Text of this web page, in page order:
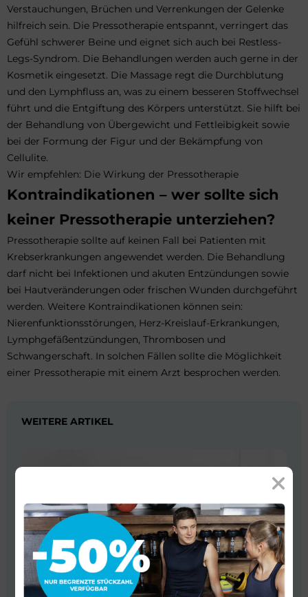
Verstauchungen, Brüchen und Verrenkungen der Gelenke
hilfreich sein. Die Pressotherapie entspannt, verringert das
Gefühl schwerer Beine und eignet sich auch bei Restless-
Legs-Syndrom. Die Behandlungen werden auch gerne in der
Kosmetik eingesetzt. Die Massage regt die Durchblutung
und den Lymphfluss an, was zu einem besseren Stoffwechsel
führt und die Entgiftung des Körpers unterstützt. Sie hilft bei
der Behandlung von Übergewicht und Fettleibigkeit sowie
bei der Formung der Figur und der Bekämpfung von
Cellulite.
Wir empfehlen: Die Wirkung der Pressotherapie
Kontraindikationen – wer sollte sich
keiner Pressotherapie unterziehen?
Pressotherapie sollte auf keinen Fall bei Patienten mit
Krebserkrankungen angewendet werden. Die Behandlung
darf nicht bei Infektionen und akuten Entzündungen sowie
bei Hautveränderungen oder frischen Wunden durchgeführt
werden. Weitere Kontraindikationen können sein:
Nierenfunktionsstörungen, Herz-Kreislauf-Erkrankungen,
Lymphgefäßentzündungen, Thrombosen und
Schwangerschaft. In solchen Fällen sollte die Möglichkeit
einer Pressotherapie mit einem Arzt besprochen werden.
WEITERE ARTIKEL